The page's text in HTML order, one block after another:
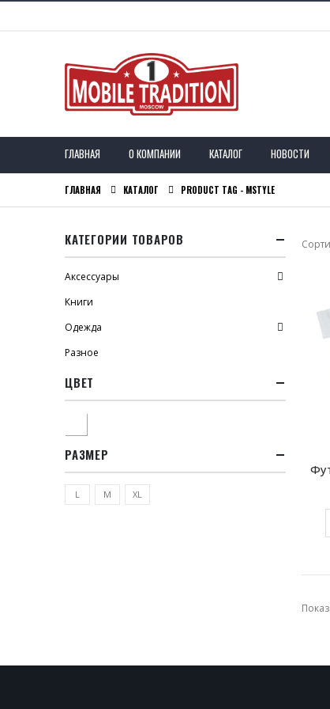
ГЛАВНАЯ О КОМПАНИИ КАТАЛОГ НОВОСТИ
ГЛАВНАЯ КАТАЛОГ PRODUCT TAG - MSTYLE
КАТЕГОРИИ ТОВАРОВ
Аксессуары
Книги
Одежда
Разное
ЦВЕТ
РАЗМЕР
L M XL